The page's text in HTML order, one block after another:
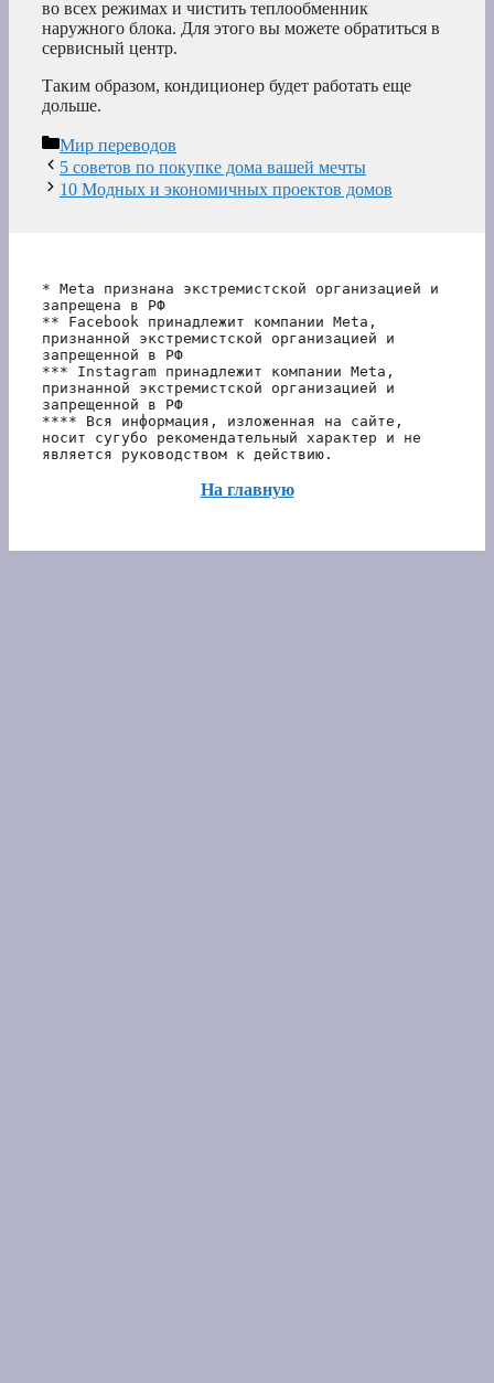
во всех режимах и чистить теплообменник
наружного блока. Для этого вы можете обратиться в
сервисный центр.
Таким образом, кондиционер будет работать еще
дольше.
Рубрики
Мир переводов
5 советов по покупке дома вашей мечты
10 Модных и экономичных проектов домов
* Meta признана экстремистской организацией и
запрещена в РФ
** Facebook принадлежит компании Meta,
признанной экстремистской организацией и
запрещенной в РФ
*** Instagram принадлежит компании Meta,
признанной экстремистской организацией и
запрещенной в РФ
**** Вся информация, изложенная на сайте,
носит сугубо рекомендательный характер и не
является руководством к действию.
На главную